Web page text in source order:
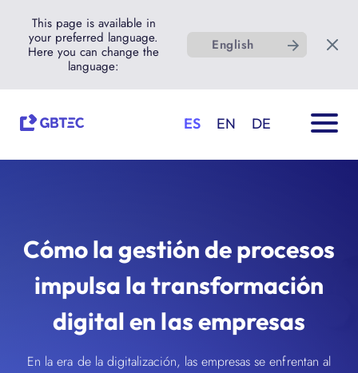
This page is available in
your preferred language.
Here you can change the
language:
English
ES EN DE
Cómo la gestión de procesos
impulsa la transformación
digital en las empresas
En la era de la digitalización, las empresas se enfrentan al